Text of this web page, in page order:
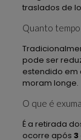
traslados de
Quanto
pode ser
estendido em
moram longe.
O que é
É a retirada
ocorre após 3